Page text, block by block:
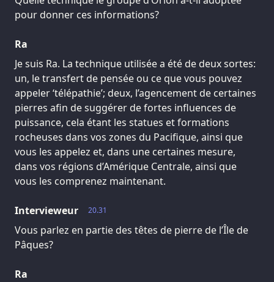
pour donner ces informations?
Ra
Je suis Ra. La technique utilisée a été de deux sortes:
un, le transfert de pensée ou ce que vous pouvez
appeler ‘télépathie’; deux, l’agencement de certaines
pierres afin de suggérer de fortes influences de
puissance, cela étant les statues et formations
rocheuses dans vos zones du Pacifique, ainsi que
vous les appelez et, dans une certaines mesure,
dans vos régions d’Amérique Centrale, ainsi que
vous les comprenez maintenant.
20.31
Intervieweur
Vous parlez en partie des têtes de pierre de l’Île de
Pâques?
Ra